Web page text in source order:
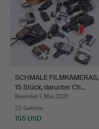
SCHMALE FILMKAMERAS,
15 Stück, darunter Ch…
Beendet 1. Mai 2021
22 Gebote
155 USD